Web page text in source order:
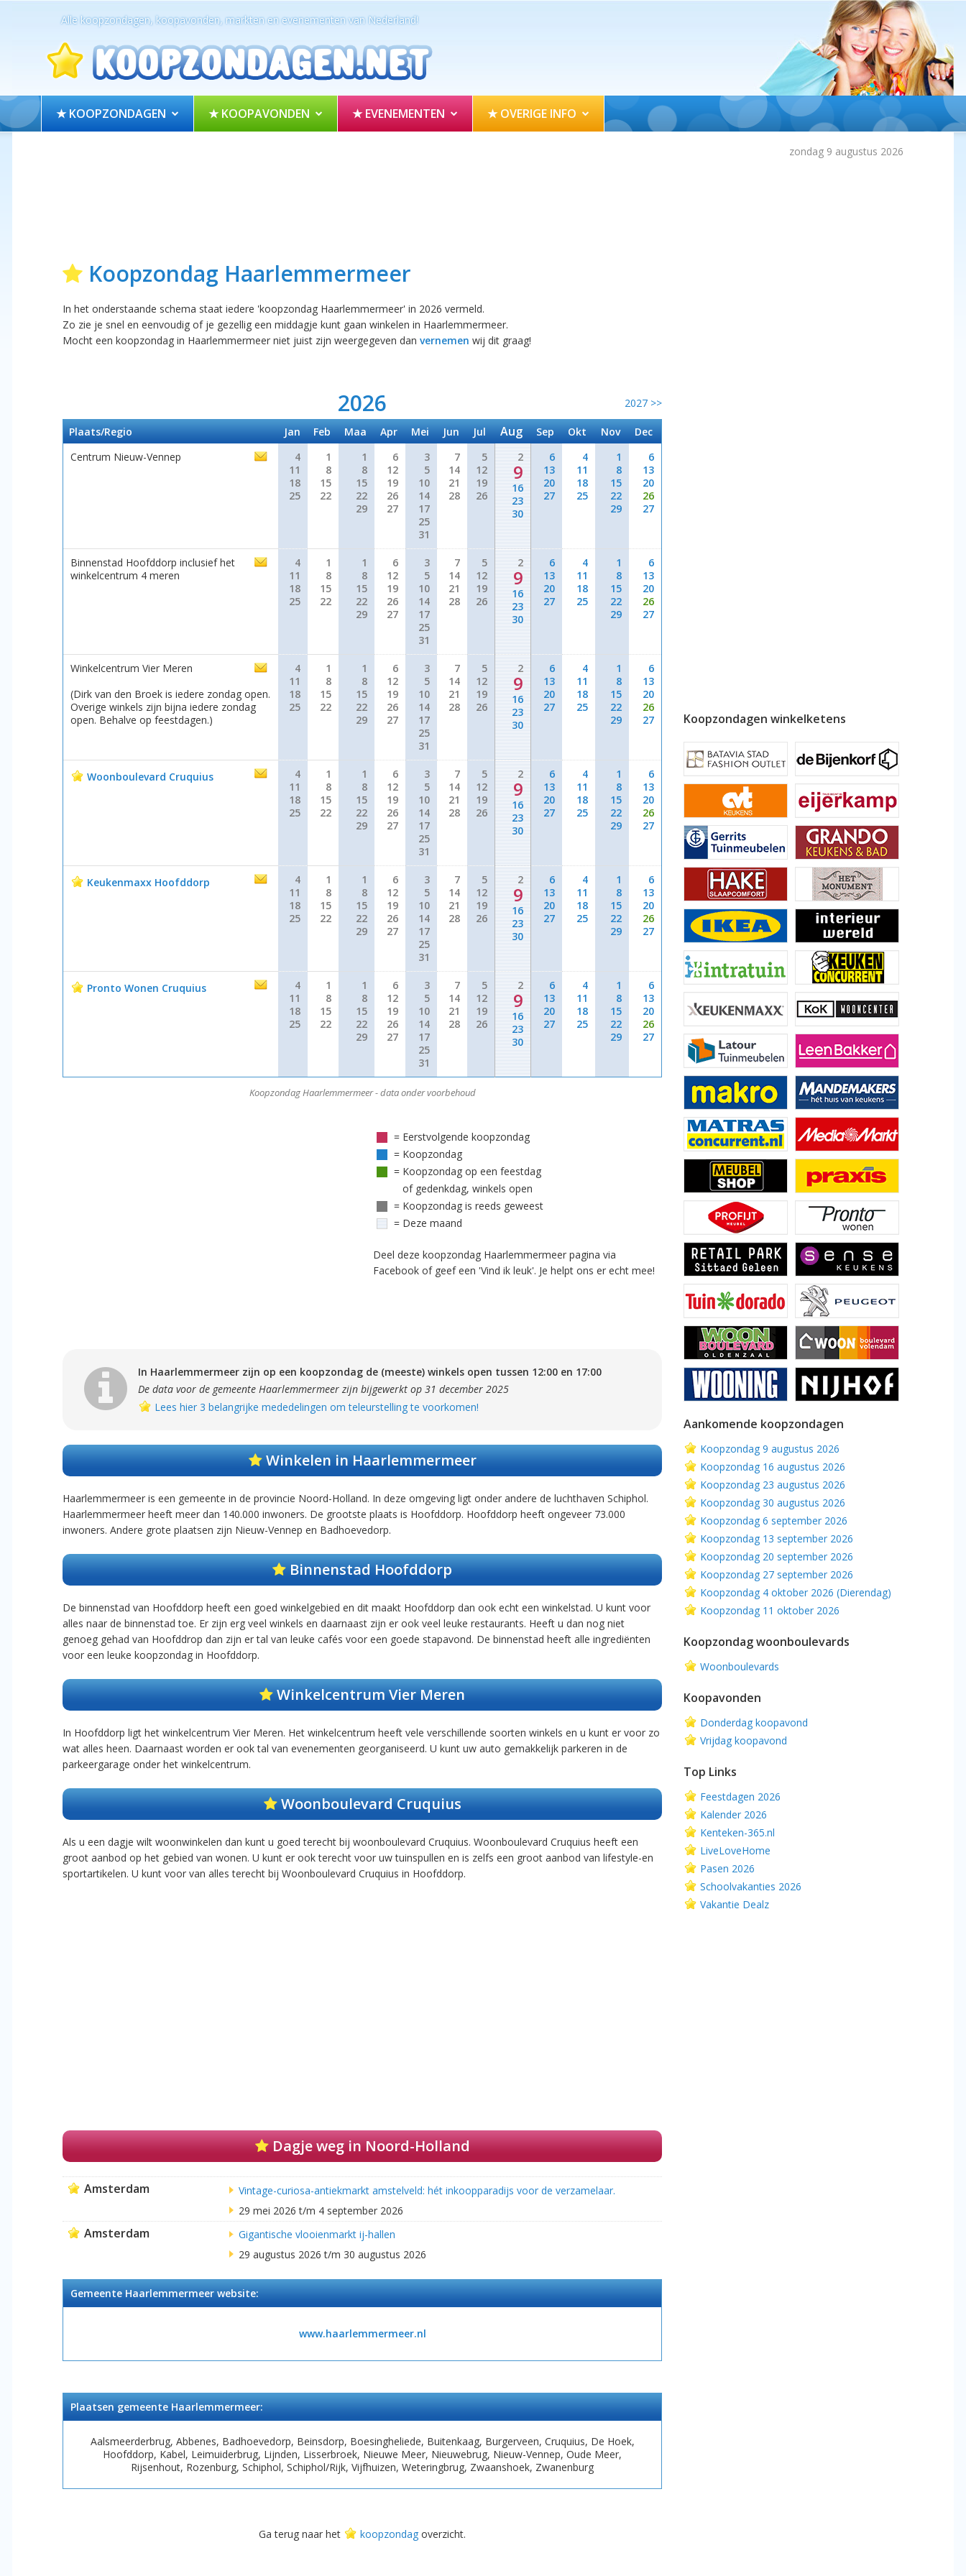
Alle koopzondagen, koopavonden, markten en evenementen van Nederland!
★ KOOPZONDAGEN ★ KOOPAVONDEN ★ EVENEMENTEN ★ OVERIGE INFO
zondag 9 augustus 2026
Koopzondag Haarlemmermeer
In het onderstaande schema staat iedere 'koopzondag Haarlemmermeer' in 2026 vermeld.
Zo zie je snel en eenvoudig of je gezellig een middagje kunt gaan winkelen in Haarlemmermeer.
Mocht een koopzondag in Haarlemmermeer niet juist zijn weergegeven dan vernemen wij dit graag!
2026 2027 >>
Koopzondag Haarlemmermeer - data onder voorbehoud
Plaats/Regio Jan Feb Maa Apr Mei Jun Jul Aug Sep Okt Nov
Dec
Centrum Nieuw-Vennep
4
11
18
25
1
8
15
22
1
8
15
22
29
6
12
19
26
27
3
5
10
14
17
25
31
7
14
21
28
5
12
19
26
2
9
16
23
30
6
13
20
27
4
11
18
25
1
8
15
22
29
6
13
20
26
27
Binnenstad Hoofddorp inclusief het
winkelcentrum 4 meren
4
11
18
25
1
8
15
22
1
8
15
22
29
6
12
19
26
27
3
5
10
14
17
25
31
7
14
21
28
5
12
19
26
2
9
16
23
30
6
13
20
27
4
11
18
25
1
8
15
22
29
6
13
20
26
27
Winkelcentrum Vier Meren
(Dirk van den Broek is iedere zondag open.
Overige winkels zijn bijna iedere zondag
open. Behalve op feestdagen.)
4
11
18
25
1
8
15
22
1
8
15
22
29
6
12
19
26
27
3
5
10
14
17
25
31
7
14
21
28
5
12
19
26
2
9
16
23
30
6
13
20
27
4
11
18
25
1
8
15
22
29
6
13
20
26
27
Woonboulevard Cruquius
4
11
18
25
1
8
15
22
1
8
15
22
29
6
12
19
26
27
3
5
10
14
17
25
31
7
14
21
28
5
12
19
26
2
9
16
23
30
6
13
20
27
4
11
18
25
1
8
15
22
29
6
13
20
26
27
Keukenmaxx Hoofddorp
4
11
18
25
1
8
15
22
1
8
15
22
29
6
12
19
26
27
3
5
10
14
17
25
31
7
14
21
28
5
12
19
26
2
9
16
23
30
6
13
20
27
4
11
18
25
1
8
15
22
29
6
13
20
26
27
Pronto Wonen Cruquius
4
11
18
25
1
8
15
22
1
8
15
22
29
6
12
19
26
27
3
5
10
14
17
25
31
7
14
21
28
5
12
19
26
2
9
16
23
30
6
13
20
27
4
11
18
25
1
8
15
22
29
6
13
20
26
27
= Eerstvolgende koopzondag
= Koopzondag
= Koopzondag op een feestdag
of gedenkdag, winkels open
= Koopzondag is reeds geweest
= Deze maand
Deel deze koopzondag Haarlemmermeer pagina via
Facebook of geef een 'Vind ik leuk'. Je helpt ons er echt mee!
In Haarlemmermeer zijn op een koopzondag de (meeste) winkels open tussen 12:00 en 17:00
De data voor de gemeente Haarlemmermeer zijn bijgewerkt op 31 december 2025
Lees hier 3 belangrijke mededelingen om teleurstelling te voorkomen!
Winkelen in Haarlemmermeer
Haarlemmermeer is een gemeente in de provincie Noord-Holland. In deze omgeving ligt onder andere de luchthaven Schiphol.
Haarlemmermeer heeft meer dan 140.000 inwoners. De grootste plaats is Hoofddorp. Hoofddorp heeft ongeveer 73.000
inwoners. Andere grote plaatsen zijn Nieuw-Vennep en Badhoevedorp.
Binnenstad Hoofddorp
De binnenstad van Hoofddorp heeft een goed winkelgebied en dit maakt Hoofddorp dan ook echt een winkelstad. U kunt voor
alles naar de binnenstad toe. Er zijn erg veel winkels en daarnaast zijn er ook veel leuke restaurants. Heeft u dan nog niet
genoeg gehad van Hoofddrop dan zijn er tal van leuke cafés voor een goede stapavond. De binnenstad heeft alle ingrediënten
voor een leuke koopzondag in Hoofddorp.
Winkelcentrum Vier Meren
In Hoofddorp ligt het winkelcentrum Vier Meren. Het winkelcentrum heeft vele verschillende soorten winkels en u kunt er voor zo
wat alles heen. Daarnaast worden er ook tal van evenementen georganiseerd. U kunt uw auto gemakkelijk parkeren in de
parkeergarage onder het winkelcentrum.
Woonboulevard Cruquius
Als u een dagje wilt woonwinkelen dan kunt u goed terecht bij woonboulevard Cruquius. Woonboulevard Cruquius heeft een
groot aanbod op het gebied van wonen. U kunt er ook terecht voor uw tuinspullen en is zelfs een groot aanbod van lifestyle-en
sportartikelen. U kunt voor van alles terecht bij Woonboulevard Cruquius in Hoofddorp.
Dagje weg in Noord-Holland
Amsterdam
Vintage-curiosa-antiekmarkt amstelveld: hét inkoopparadijs voor de verzamelaar.
29 mei 2026 t/m 4 september 2026
Amsterdam
Gigantische vlooienmarkt ij-hallen
29 augustus 2026 t/m 30 augustus 2026
Gemeente Haarlemmermeer website:
www.haarlemmermeer.nl
Plaatsen gemeente Haarlemmermeer:
Aalsmeerderbrug, Abbenes, Badhoevedorp, Beinsdorp, Boesingheliede, Buitenkaag, Burgerveen, Cruquius, De Hoek,
Hoofddorp, Kabel, Leimuiderbrug, Lijnden, Lisserbroek, Nieuwe Meer, Nieuwebrug, Nieuw-Vennep, Oude Meer,
Rijsenhout, Rozenburg, Schiphol, Schiphol/Rijk, Vijfhuizen, Weteringbrug, Zwaanshoek, Zwanenburg
Ga terug naar het koopzondag overzicht.
Koopzondagen winkelketens
Aankomende koopzondagen
Koopzondag 9 augustus 2026
Koopzondag 16 augustus 2026
Koopzondag 23 augustus 2026
Koopzondag 30 augustus 2026
Koopzondag 6 september 2026
Koopzondag 13 september 2026
Koopzondag 20 september 2026
Koopzondag 27 september 2026
Koopzondag 4 oktober 2026 (Dierendag)
Koopzondag 11 oktober 2026
Koopzondag woonboulevards
Woonboulevards
Koopavonden
Donderdag koopavond
Vrijdag koopavond
Top Links
Feestdagen 2026
Kalender 2026
Kenteken-365.nl
LiveLoveHome
Pasen 2026
Schoolvakanties 2026
Vakantie Dealz